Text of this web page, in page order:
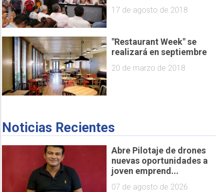
17 de agosto de 2018
"Restaurant Week" se
realizará en septiembre
20 de marzo de 2018
Noticias Recientes
Abre Pilotaje de drones
nuevas oportunidades a
joven emprend...
07 de agosto de 2026